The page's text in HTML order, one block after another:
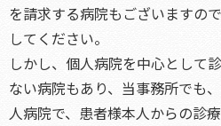
を請求する病院もございますの
してください。
しかし、個人病院を中心として
ない病院もあり、当事務所でも
人病院で、患者様本人からの診